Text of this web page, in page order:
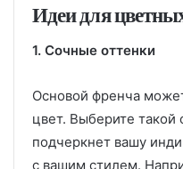
Идеи для
1. Сочные оттенки
Основой френча
цвет. Выберите такой
подчеркнет вашу
с вашим стилем.